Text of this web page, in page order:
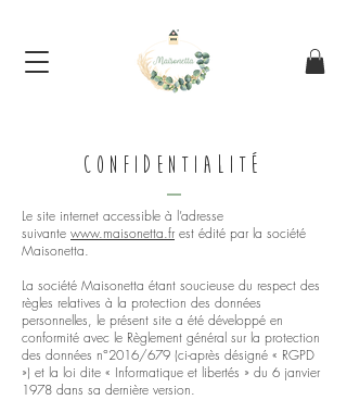
CONFIDENTIALITÉ
Le site internet accessible à l’adresse
suivante www.maisonetta.fr est édité par la société
Maisonetta.
La société Maisonetta étant soucieuse du respect des
règles relatives à la protection des données
personnelles, le présent site a été développé en
conformité avec le Règlement général sur la protection
des données n°2016/679 (ci-après désigné « RGPD
») et la loi dite « Informatique et libertés » du 6 janvier
1978 dans sa dernière version.